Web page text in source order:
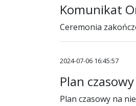
Komunikat
Ceremonia
2024-07-06 16:45:57
Plan
Plan czasowy na